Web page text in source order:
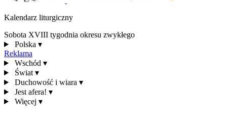
Kalendarz liturgiczny
Sobota XVIII tygodnia okresu zwykłego
Polska ▾
Reklama
Wschód ▾
Świat ▾
Duchowość i wiara ▾
Jest afera! ▾
Więcej ▾